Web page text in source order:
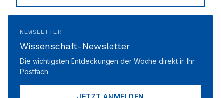
NEWSLETTER
Wissenschaft-Newsletter
Die wichtigsten Entdeckungen der Woche direkt in Ihr
Postfach.
JETZT ANMELDEN